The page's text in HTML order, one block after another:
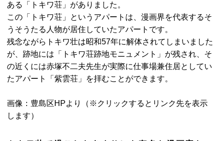
ある「トキワ荘」がありました。
この「トキワ荘」というアパートは、漫画界を代表するそ
うそうたる人物が居住していたアパートです。
残念ながらトキワ壮は昭和57年に解体されてしまいました
が、跡地には「トキワ荘跡地モニュメント」が残され、そ
の近くには赤塚不二夫先生が実際に仕事場兼住居としてい
たアパート「紫雲荘」を拝むことができます。
画像：豊島区HPより（※クリックするとリンク先を表示
します）